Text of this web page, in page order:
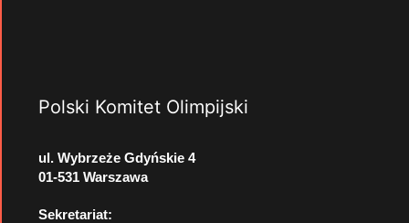
Polski Komitet Olimpijski
ul. Wybrzeże Gdyńskie 4
01-531 Warszawa
Sekretariat: